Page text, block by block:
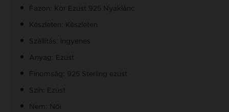
Fazon: Kör Ezüst 925 Nyaklánc
Készleten: Készleten
Szállítás: Ingyenes
Anyag: Ezüst
Finomság: 925 Sterling ezüst
Szín: Ezüst
Nem: Női